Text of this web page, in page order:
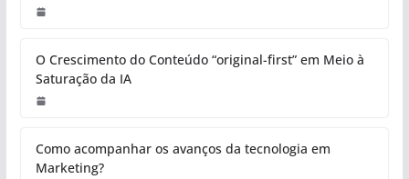
O Crescimento do Conteúdo “original-first” em Meio à
Saturação da IA
Como acompanhar os avanços da tecnologia em
Marketing?